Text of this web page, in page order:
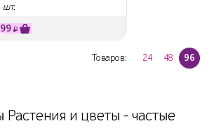
шт.
₽
Товаров: 24 48 96
и цветы - частые